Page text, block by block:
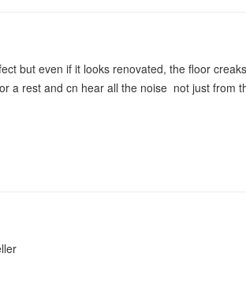
but even if it looks renovated, the floor
a rest and cn hear all the noise not just from